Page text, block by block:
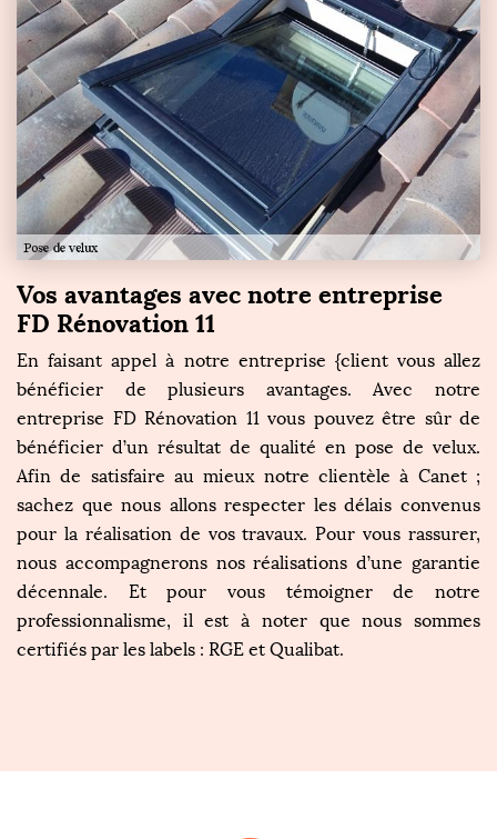
Vos avantages avec notre entreprise
FD Rénovation 11
En faisant appel à notre entreprise {client vous allez
bénéficier de plusieurs avantages. Avec notre
entreprise FD Rénovation 11 vous pouvez être sûr de
bénéficier d’un résultat de qualité en pose de velux.
Afin de satisfaire au mieux notre clientèle à Canet ;
sachez que nous allons respecter les délais convenus
pour la réalisation de vos travaux. Pour vous rassurer,
nous accompagnerons nos réalisations d’une garantie
décennale. Et pour vous témoigner de notre
professionnalisme, il est à noter que nous sommes
certifiés par les labels : RGE et Qualibat.